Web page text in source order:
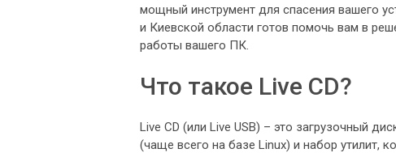
мощный инструмент для спасения вашего
и Киевской области готов помочь вам в
работы вашего ПК.
Что такое Live CD?
Live CD (или Live USB) – это загрузочный
(чаще всего на базе Linux) и набор утилит,